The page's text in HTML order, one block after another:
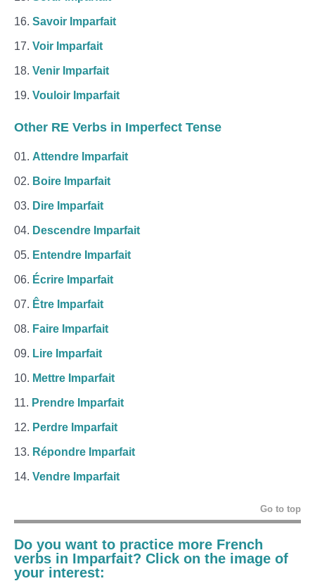
Savoir Imparfait
Voir Imparfait
Venir Imparfait
Vouloir Imparfait
Other RE Verbs in Imperfect Tense
Attendre Imparfait
Boire Imparfait
Dire Imparfait
Descendre Imparfait
Entendre Imparfait
Écrire Imparfait
Être Imparfait
Faire Imparfait
Lire Imparfait
Mettre Imparfait
Prendre Imparfait
Perdre Imparfait
Répondre Imparfait
Vendre Imparfait
Go to top
Do you want to practice more French
verbs in Imparfait? Click on the image of
your interest: